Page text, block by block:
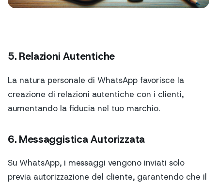
5. Relazioni Autentiche
La natura personale di WhatsApp favorisce la
creazione di relazioni autentiche con i clienti,
aumentando la fiducia nel tuo marchio.
6. Messaggistica Autorizzata
Su WhatsApp, i messaggi vengono inviati solo
previa autorizzazione del cliente, garantendo che il